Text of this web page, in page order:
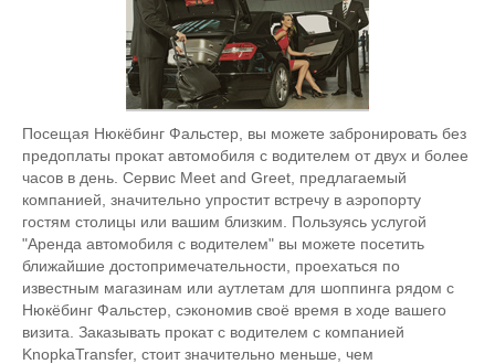
Посещая Нюкёбинг Фальстер, вы можете забронировать без
предоплаты прокат автомобиля с водителем от двух и более
часов в день. Сервис Meet and Greet, предлагаемый
компанией, значительно упростит встречу в аэропорту
гостям столицы или вашим близким. Пользуясь услугой
"Аренда автомобиля с водителем" вы можете посетить
ближайшие достопримечательности, проехаться по
известным магазинам или аутлетам для шоппинга рядом с
Нюкёбинг Фальстер, сэкономив своё время в ходе вашего
визита. Заказывать прокат с водителем с компанией
KnopkaTransfer, стоит значительно меньше, чем